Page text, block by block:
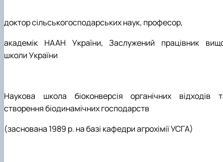
доктор сільськогосподарських наук, професор,
академік НААН України, Заслужений працівник
школи України
Наукова школа біоконверсія органічних відходів
створення біодинамічних господарств
(заснована 1989 р. на базі кафедри агрохімії УСГА)